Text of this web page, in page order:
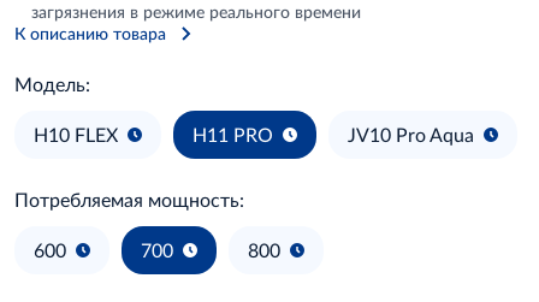
загрязнения в режиме реального времени
К описанию товара
Модель:
H10 FLEX H11 PRO JV10 Pro Aqua
Потребляемая мощность:
600 700 800